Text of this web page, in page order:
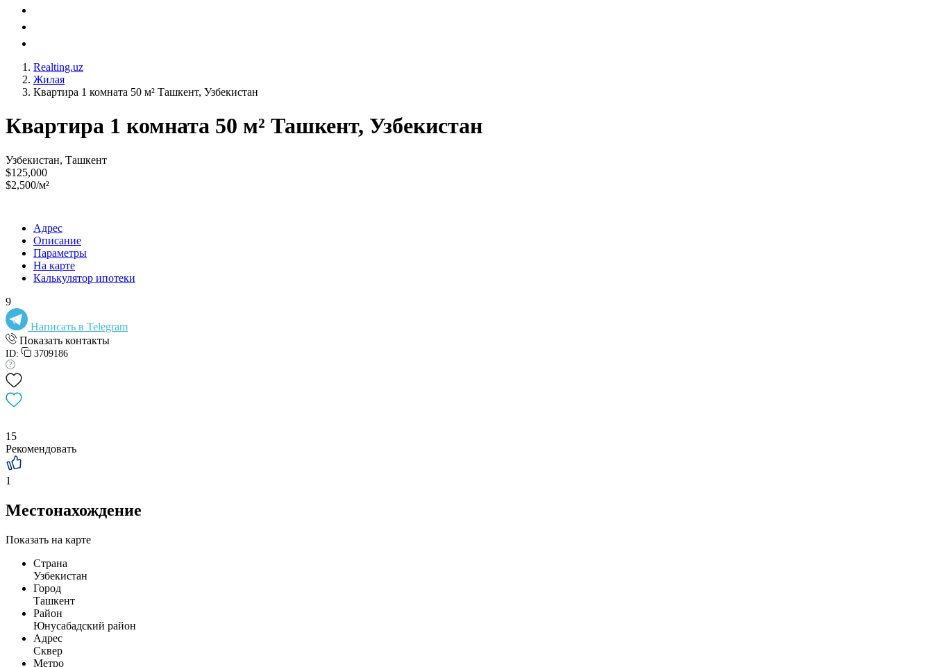
Realting.uz
Жилая
Квартира 1 комната 50 м² Ташкент, Узбекистан
Квартира 1 комната 50 м² Ташкент, Узбекистан
Узбекистан, Ташкент
$125,000
$2,500/м²
Адрес
Описание
Параметры
На карте
Калькулятор ипотеки
9
Написать в Telegram
Показать контакты
ID: 3709186
15
Рекомендовать
1
Местонахождение
Показать на карте
Страна
Узбекистан
Город
Ташкент
Район
Юнусабадский район
Адрес
Сквер
Метро